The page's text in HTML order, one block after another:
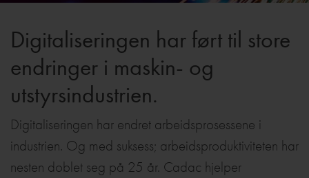
Digitaliseringen har ført til store
endringer i maskin- og
utstyrsindustrien.
Digitaliseringen har endret arbeidsprosessene i
industrien. Og med suksess; arbeidsproduktiviteten har
nesten doblet seg på 25 år. Cadac hjelper